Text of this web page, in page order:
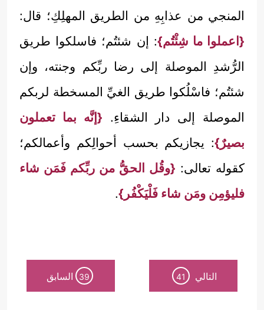
المنجي من عذابِهِ من الطريق المهلِكِ؛ قال:
{اعملوا ما شِئْتُم}: إن شئتُم؛ فاسلكوا طريق
الرُّشدِ الموصلة إلى رضا ربِّكم وجنته، وإن
شئتُم؛ فاسْلُكوا طريق الغيِّ المسخطة لربكم
الموصلة إلى دار الشقاءِ. {إنَّه بما تعملون
بصيرٌ}: يجازيكم بحسب أحوالِكم وأعمالكم؛
كقوله تعالى: {وقُل الحقُّ من ربِّكم فَمَن شاء
فليؤمِن ومَن شاء فَلْيَكْفُر}.
التالي 41
39 السابق